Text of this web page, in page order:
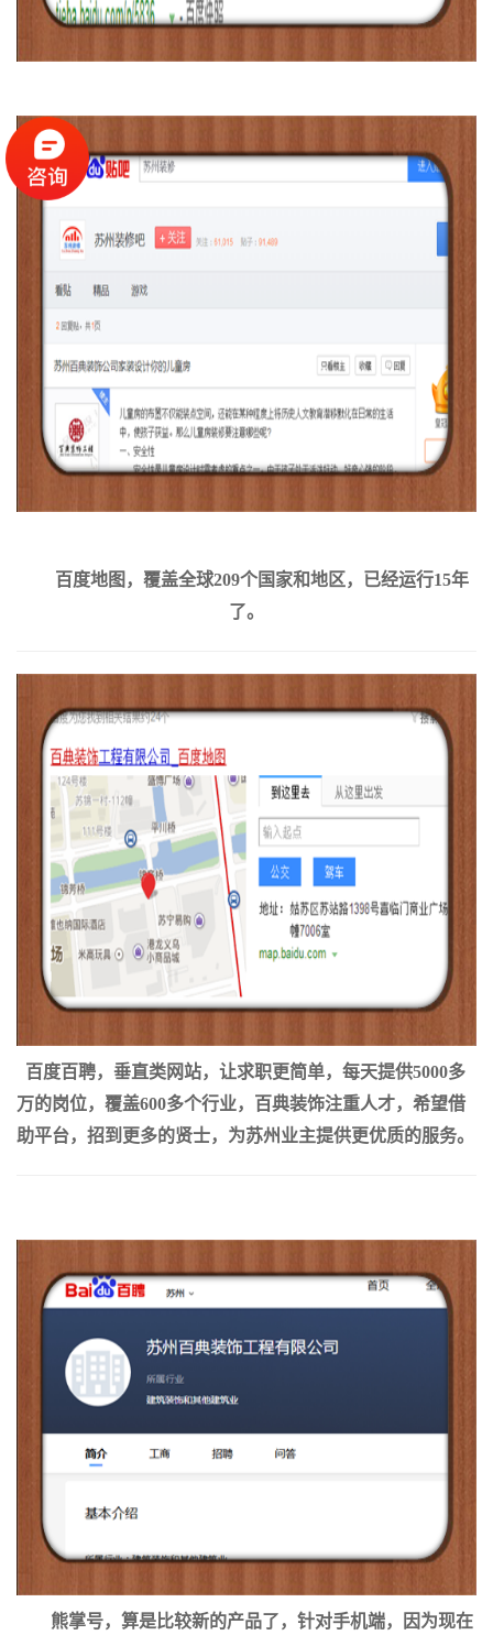
百度地图，覆盖全球209个国家和地区，已经运行15年
了。
百度百聘，垂直类网站，让求职更简单，每天提供5000多
万的岗位，覆盖600多个行业，百典装饰注重人才，希望借
助平台，招到更多的贤士，为苏州业主提供更优质的服务。
熊掌号，算是比较新的产品了，针对手机端，因为现在